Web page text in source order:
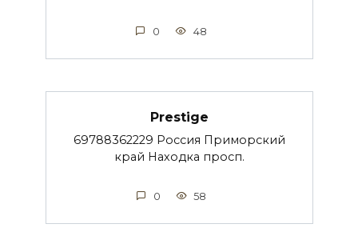
0 48
Prestige
69788362229 Россия Приморский
край Находка просп.
0 58